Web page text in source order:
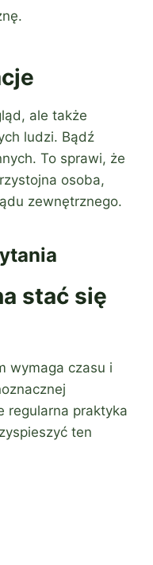
ale także
ludzi. Bądź
To sprawi, że
osoba,
zewnętrznego.
stać się
wymaga czasu i
regularna praktyka
ten